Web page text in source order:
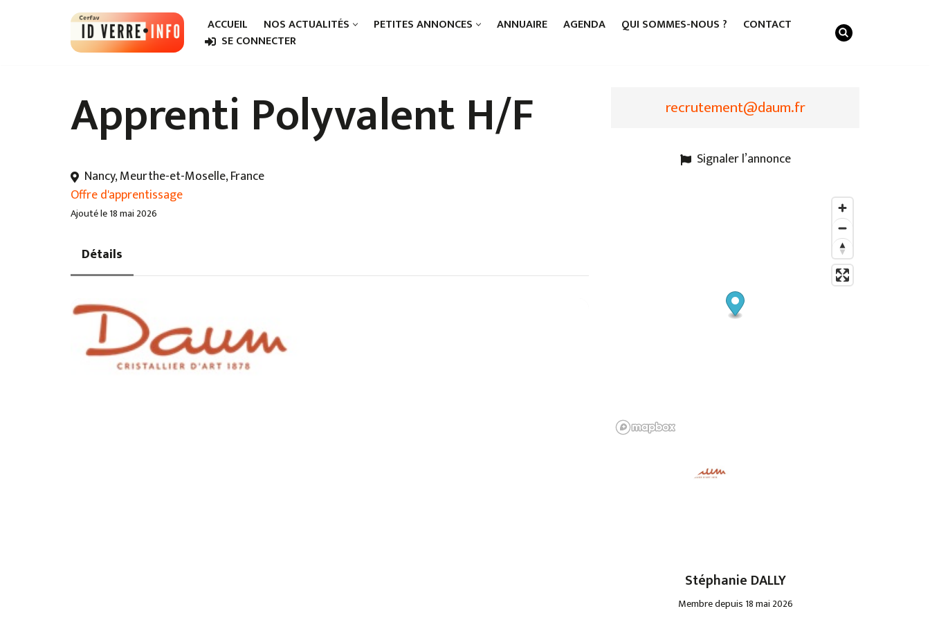
ACCUEIL NOS ACTUALITÉS PETITES ANNONCES ANNUAIRE AGENDA QUI SOMMES-NOUS ?
CONTACT
SE CONNECTER
Apprenti Polyvalent H/F
Nancy, Meurthe-et-Moselle, France
Offre d'apprentissage
Ajouté le 18 mai 2026
Détails
recrutement@daum.fr
Signaler l’annonce
Stéphanie DALLY
Membre depuis 18 mai 2026